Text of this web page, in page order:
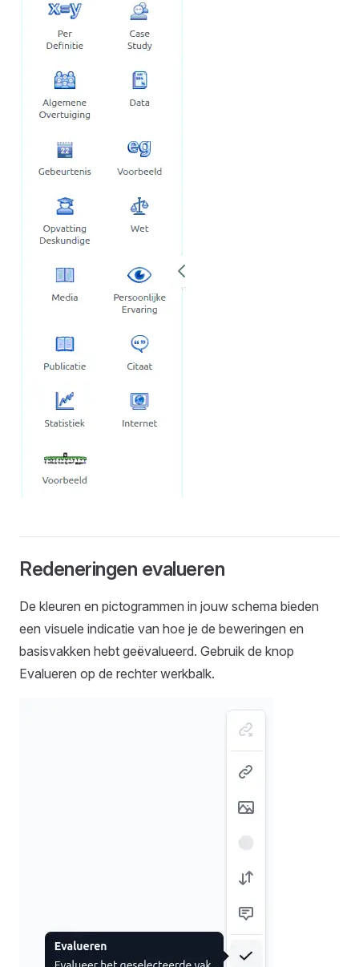
Redeneringen evalueren
De kleuren en pictogrammen in jouw schema bieden
een visuele indicatie van hoe je de beweringen en
basisvakken hebt geëvalueerd. Gebruik de knop
Evalueren op de rechter werkbalk.